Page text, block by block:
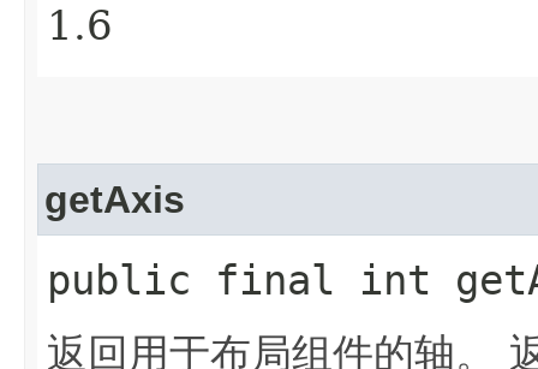
1.6
getAxis
public final int
返回用于布局组件的轴。